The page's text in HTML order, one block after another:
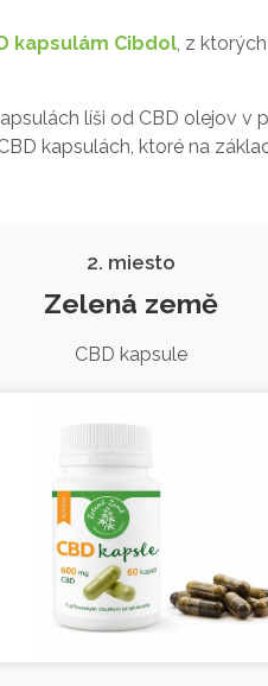
kapsulám Cibdol, z
líši od CBD olejov v
kapsulách, ktoré na
2. miesto
Zelená země
CBD kapsule